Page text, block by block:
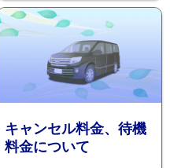
送迎
京
成
田
キャンセル料金、待機
料金について